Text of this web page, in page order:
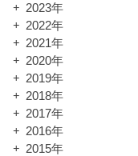
2023年
2022年
2021年
2020年
2019年
2018年
2017年
2016年
2015年